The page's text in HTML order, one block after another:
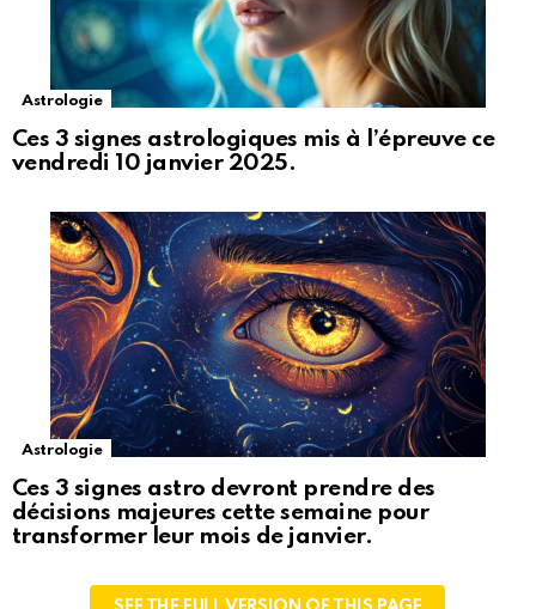
Astrologie
Ces 3 signes astrologiques mis à l’épreuve ce
vendredi 10 janvier 2025.
Astrologie
Ces 3 signes astro devront prendre des
décisions majeures cette semaine pour
transformer leur mois de janvier.